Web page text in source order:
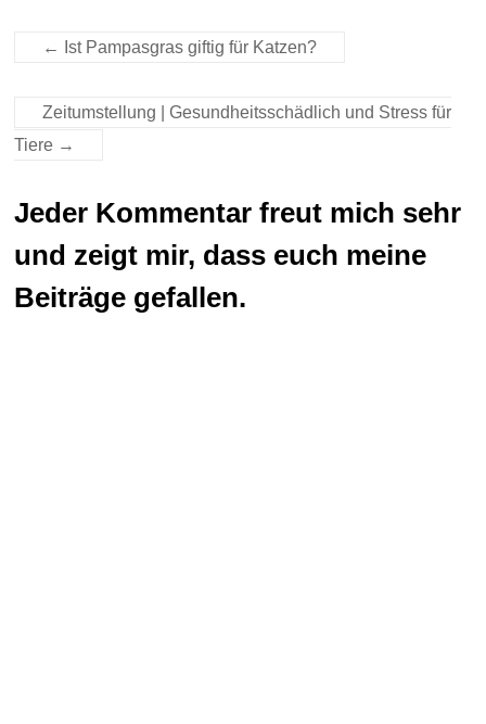
← Ist Pampasgras giftig für Katzen?
Zeitumstellung | Gesundheitsschädlich und Stress für
Tiere →
Jeder Kommentar freut mich sehr
und zeigt mir, dass euch meine
Beiträge gefallen.